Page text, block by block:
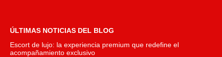
ÚLTIMAS NOTICIAS DEL BLOG
Escort de lujo: la experiencia premium que redefine el
acompañamiento exclusivo